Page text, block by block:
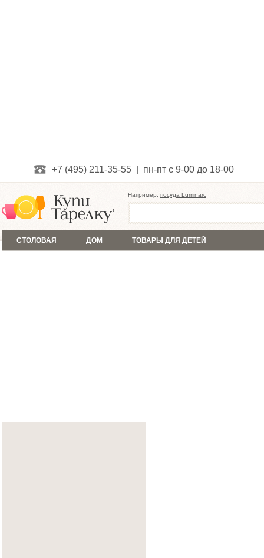
+7 (495) 211-35-55 | пн-пт с 9-00 до 18-00
Например: посуда Luminarc
СТОЛОВАЯ ДОМ ТОВАРЫ ДЛЯ ДЕТЕЙ